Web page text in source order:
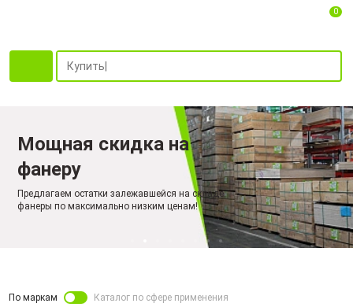
0
Мощная скидка на
фанеру
Предлагаем остатки залежавшейся на складе
фанеры по максимально низким ценам!
По маркам Каталог по сфере применения